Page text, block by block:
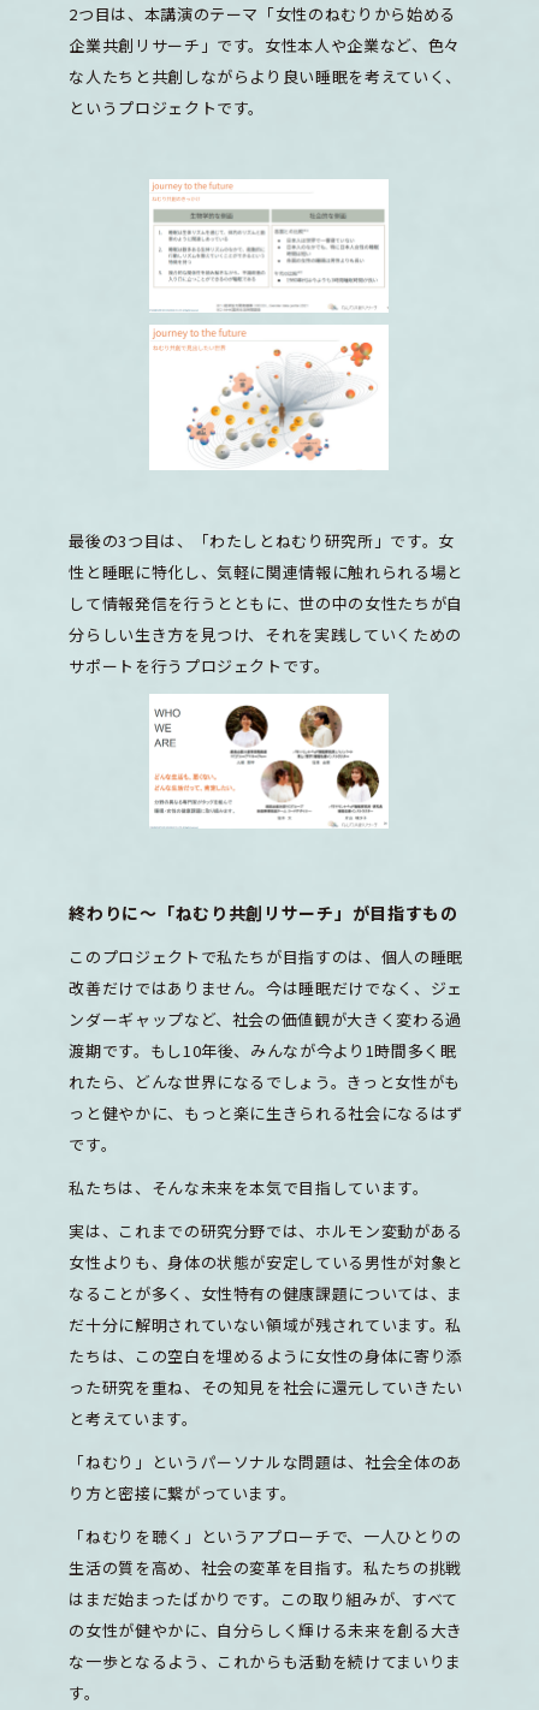
2つ目は、本講演のテーマ「女性のねむりから始める
企業共創リサーチ」です。女性本人や企業など、色々
な人たちと共創しながらより良い睡眠を考えていく、
というプロジェクトです。
最後の3つ目は、「わたしとねむり研究所」です。女
性と睡眠に特化し、気軽に関連情報に触れられる場と
して情報発信を行うとともに、世の中の女性たちが自
分らしい生き方を見つけ、それを実践していくための
サポートを行うプロジェクトです。
終わりに〜「ねむり共創リサーチ」が目指すもの
このプロジェクトで私たちが目指すのは、個人の睡眠
改善だけではありません。今は睡眠だけでなく、ジェ
ンダーギャップなど、社会の価値観が大きく変わる過
渡期です。もし10年後、みんなが今より1時間多く眠
れたら、どんな世界になるでしょう。きっと女性がも
っと健やかに、もっと楽に生きられる社会になるはず
です。
私たちは、そんな未来を本気で目指しています。
実は、これまでの研究分野では、ホルモン変動がある
女性よりも、身体の状態が安定している男性が対象と
なることが多く、女性特有の健康課題については、ま
だ十分に解明されていない領域が残されています。私
たちは、この空白を埋めるように女性の身体に寄り添
った研究を重ね、その知見を社会に還元していきたい
と考えています。
「ねむり」というパーソナルな問題は、社会全体のあ
り方と密接に繋がっています。
「ねむりを聴く」というアプローチで、一人ひとりの
生活の質を高め、社会の変革を目指す。私たちの挑戦
はまだ始まったばかりです。この取り組みが、すべて
の女性が健やかに、自分らしく輝ける未来を創る大き
な一歩となるよう、これからも活動を続けてまいりま
す。